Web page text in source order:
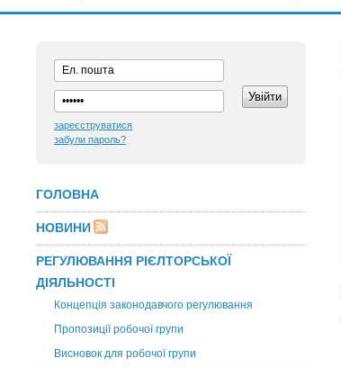
зареєструватися
забули пароль?
ГОЛОВНА
НОВИНИ
РЕГУЛЮВАННЯ РІЄЛТОРСЬКОЇ
ДІЯЛЬНОСТІ
Концепція законодавчого регулювання
Пропозиції робочої групи
Висновок для робочої групи